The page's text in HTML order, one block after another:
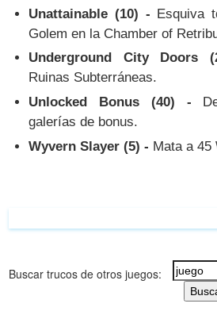
Unattainable (10) - Esquiva
Golem en la Chamber of
Underground City Doors
Ruinas Subterráneas.
Unlocked Bonus (40) -
galerías de bonus.
Wyvern Slayer (5) - Mata a 45
Buscar trucos de otros juegos: